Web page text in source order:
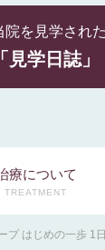
院を見学され
「見学日誌」
療について
TREATMENT
プ はじめの一歩 1